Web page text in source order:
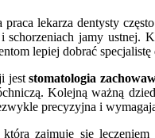
lekarza dentysty
jamy ustnej.
lepiej dobrać
jeststomatologia
Kolejną ważną
precyzyjna i
zajmuje się